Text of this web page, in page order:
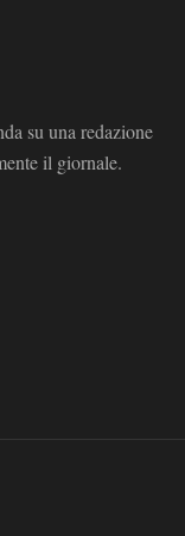
su una redazione
il giornale.